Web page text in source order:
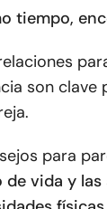
tiempo,
son
para
vida y